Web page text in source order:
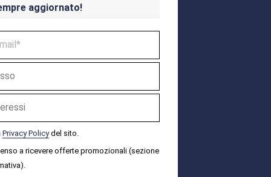
aggiornato!
Privacy Policydel sito.
a ricevere offerte promozionali (sezione